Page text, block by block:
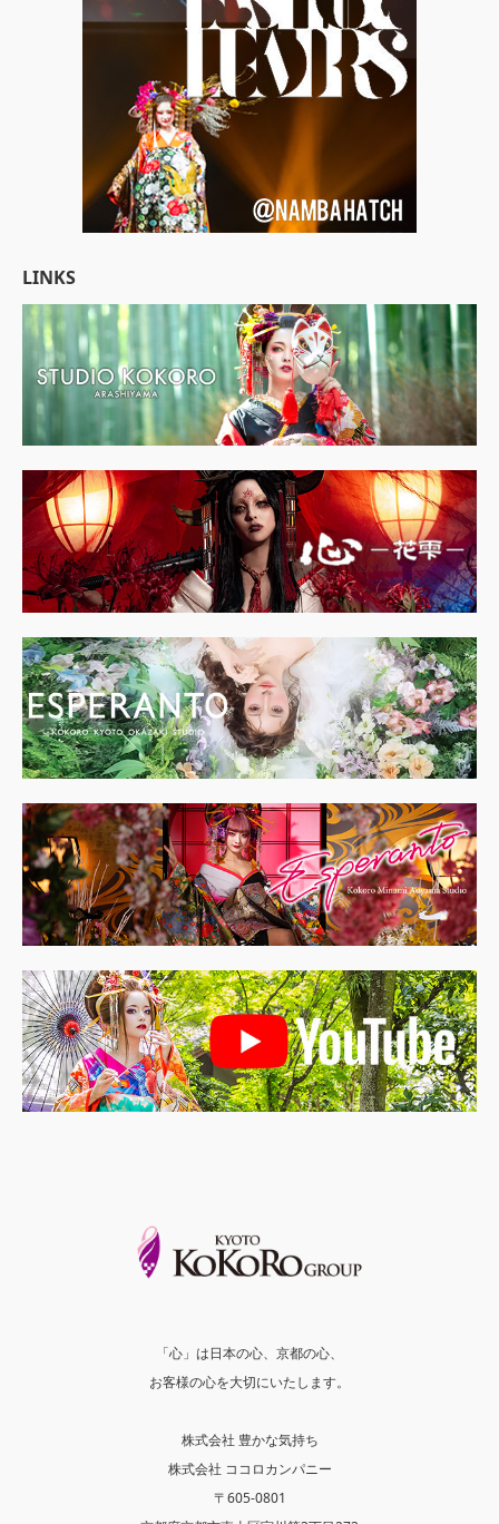
LINKS
「心」は日本の心、京都の心、
お客様の心を大切にいたします。
株式会社 豊かな気持ち
株式会社 ココロカンパニー
〒605-0801